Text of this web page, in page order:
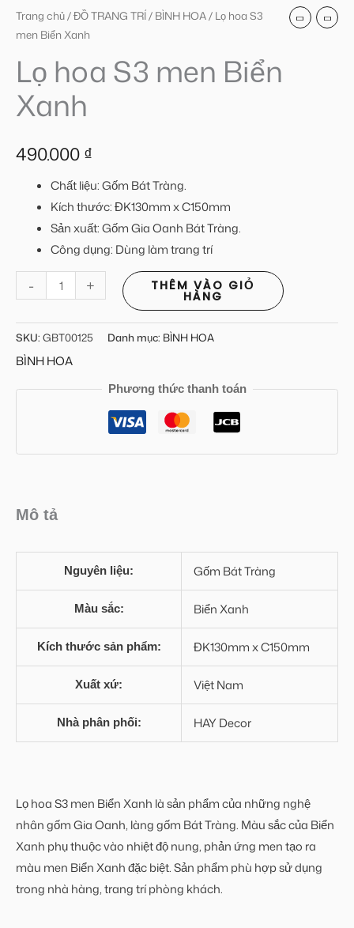
Trang chủ /ĐỒ TRANG TRÍ / BÌNH HOA / Lọ hoa S3
men Biển Xanh
Lọ hoa S3 men Biển
Xanh
490.000₫
Chất liệu: Gốm Bát Tràng.
Kích thước:ĐK130mm x C150mm
Sản xuất: Gốm Gia Oanh Bát Tràng.
Công dụng: Dùng làm trang trí
- + THÊM VÀO GIỎ
HÀNG
SKU: GBT00125 Danh mục: BÌNH HOA
BÌNH HOA
Phương thức thanh toán
Mô tả
Nguyên liệu: Gốm Bát Tràng
Màu sắc: Biển Xanh
Kích thước sản phẩm: ĐK130mm x C150mm
Xuất xứ: Việt Nam
Nhà phân phối: HAY Decor
Lọ hoa S3 men Biển Xanh là sản phẩm của những nghệ
nhân gốm Gia Oanh, làng gốm Bát Tràng. Màu sắc của Biển
Xanh phụ thuộc vào nhiệt độ nung, phản ứng men tạo ra
màu men Biển Xanh đặc biệt. Sản phẩm phù hợp sử dụng
trong nhà hàng, trang trí phòng khách.